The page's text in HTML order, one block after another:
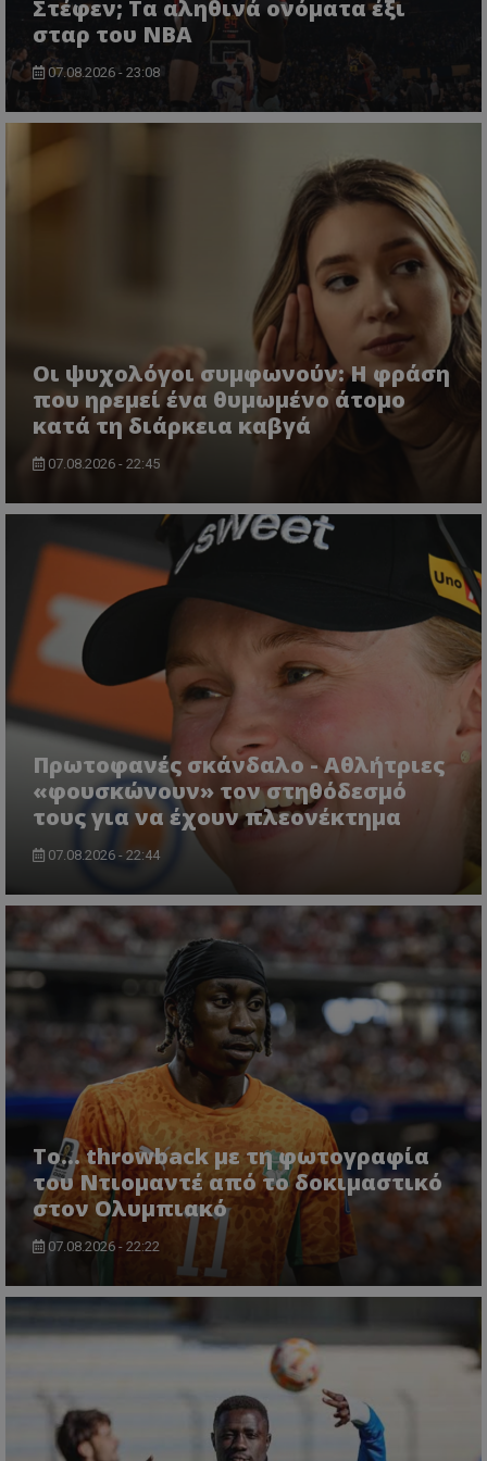
Στέφεν; Τα αληθινά ονόματα έξι
σταρ του NBA
07.08.2026 - 23:08
Οι ψυχολόγοι συμφωνούν: Η φράση
που ηρεμεί ένα θυμωμένο άτομο
κατά τη διάρκεια καβγά
07.08.2026 - 22:45
Πρωτοφανές σκάνδαλο - Aθλήτριες
«φουσκώνουν» τον στηθόδεσμό
τους για να έχουν πλεονέκτημα
07.08.2026 - 22:44
Το... throwback με τη φωτογραφία
του Ντιομαντέ από το δοκιμαστικό
στον Ολυμπιακό
07.08.2026 - 22:22